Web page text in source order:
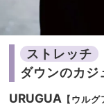
ストレッチ
ダウンのカジ
URUGUA 【ウルグ